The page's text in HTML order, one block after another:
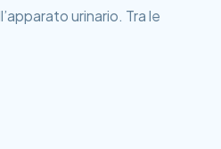
urinario. Tra le